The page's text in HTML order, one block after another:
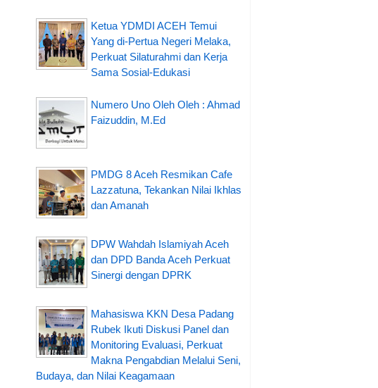
Ketua YDMDI ACEH Temui
Yang di-Pertua Negeri Melaka,
Perkuat Silaturahmi dan Kerja
Sama Sosial-Edukasi
Numero Uno Oleh Oleh : Ahmad
Faizuddin, M.Ed
PMDG 8 Aceh Resmikan Cafe
Lazzatuna, Tekankan Nilai Ikhlas
dan Amanah
DPW Wahdah Islamiyah Aceh
dan DPD Banda Aceh Perkuat
Sinergi dengan DPRK
Mahasiswa KKN Desa Padang
Rubek Ikuti Diskusi Panel dan
Monitoring Evaluasi, Perkuat
Makna Pengabdian Melalui Seni,
Budaya, dan Nilai Keagamaan